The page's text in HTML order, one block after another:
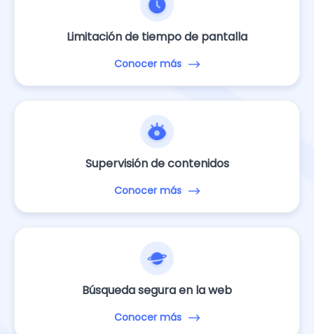
Limitación de tiempo de pantalla
Conocer más
Supervisión de contenidos
Conocer más
Búsqueda segura en la web
Conocer más